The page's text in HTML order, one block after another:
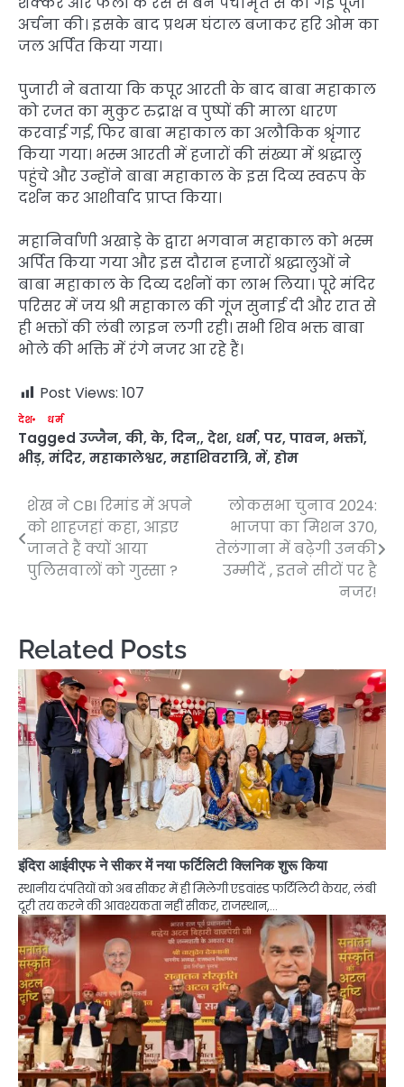
अर्चना की। इसके बाद प्रथम घंटाल बजाकर हरि ओम का
जल अर्पित किया गया।
पुजारी ने बताया कि कपूर आरती के बाद बाबा महाकाल
को रजत का मुकुट रुद्राक्ष व पुष्पों की माला धारण
करवाई गई, फिर बाबा महाकाल का अलौकिक श्रृंगार
किया गया। भस्म आरती में हजारों की संख्या में श्रद्धालु
पहुंचे और उन्होंने बाबा महाकाल के इस दिव्य स्वरूप के
दर्शन कर आशीर्वाद प्राप्त किया।
महानिर्वाणी अखाड़े के द्वारा भगवान महाकाल को भस्म
अर्पित किया गया और इस दौरान हजारों श्रद्धालुओं ने
बाबा महाकाल के दिव्य दर्शनों का लाभ लिया। पूरे मंदिर
परिसर में जय श्री महाकाल की गूंज सुनाई दी और रात से
ही भक्तों की लंबी लाइन लगी रही। सभी शिव भक्त बाबा
भोले की भक्ति में रंगे नजर आ रहे हैं।
Post Views: 107
देश धर्म
Tagged उज्जैन, की, के, दिन,, देश, धर्म, पर, पावन, भक्तों,
भीड़, मंदिर, महाकालेश्वर, महाशिवरात्रि, में, होम
Post
navigation
शेख ने CBI रिमांड में अपने
को शाहजहां कहा, आइए
जानते हैं क्यों आया
पुलिसवालों को गुस्सा ?
लोकसभा चुनाव 2024:
भाजपा का मिशन 370,
तेलंगाना में बढ़ेगी उनकी
उम्मीदें , इतने सीटों पर है
नजर!
Related Posts
इंदिरा आईवीएफ ने सीकर में नया फर्टिलिटी क्लिनिक शुरू किया
स्थानीय दंपतियों को अब सीकर में ही मिलेगी एडवांस्ड फर्टिलिटी केयर, लंबी
दूरी तय करने की आवश्यकता नहीं सीकर, राजस्थान,…